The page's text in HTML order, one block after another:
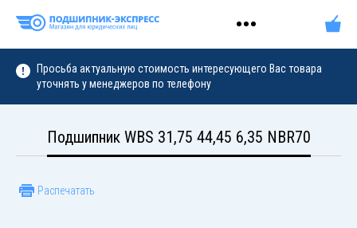
Просьба актуальную стоимость интересующего Вас товара
уточнять у менеджеров по телефону
Подшипник WBS 31,75 44,45 6,35 NBR70
Распечатать